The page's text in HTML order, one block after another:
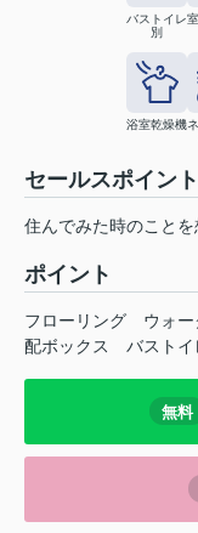
バストイレ
別
浴室乾燥機
セールスポイント
住んでみた時のことを
ポイント
フローリング ウォ
配ボックス
バストイ
無料